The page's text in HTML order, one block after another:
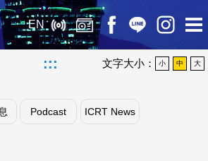
EN
::: 文字大小： 小 中 大
Podcast ICRT News